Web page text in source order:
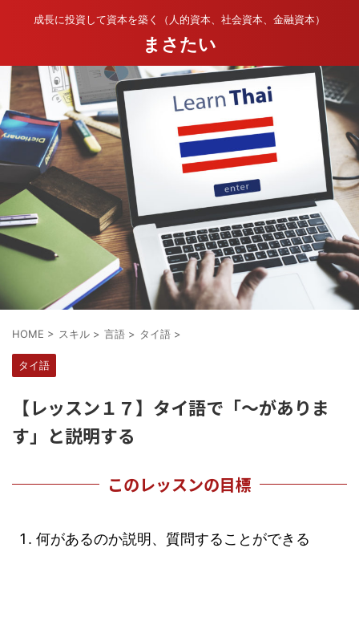
成長に投資して資本を築く（人的資本、社会資本、金融資本）
まさたい
HOME > スキル > 言語 > タイ語 >
タイ語
【レッスン１７】タイ語で「～がありま
す」と説明する
このレッスンの目標
何があるのか説明、質問することができる